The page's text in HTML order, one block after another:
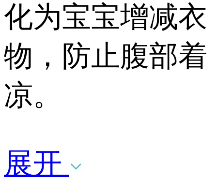
化为宝宝增减衣
物，防止腹部着
凉。
展开